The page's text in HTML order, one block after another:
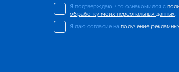
Я подтверждаю, что ознакомился с
обработку моих персональных данных.
Я даю согласие наполучение